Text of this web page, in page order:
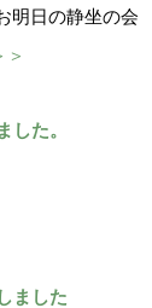
明日の静坐の会
＞
した。
ました